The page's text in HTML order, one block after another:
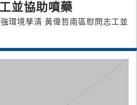
並協助噴藥
環境孳清 黃偉哲南區慰問志工並